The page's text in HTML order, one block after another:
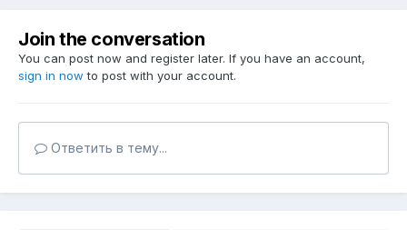
Join the conversation
You can post now and register later. If you have an account,
sign in now to post with your account.
Ответить в тему...